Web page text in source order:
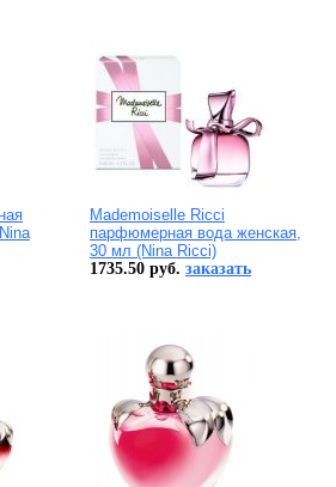
Mademoiselle Ricci
парфюмерная вода женская,
30 мл (Nina Ricci)
1735.50 руб. заказать